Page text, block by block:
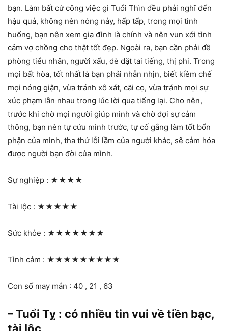
bạn. Làm bất cứ công việc gì Tuổi Thìn đều phải nghĩ đến
hậu quả, không nên nóng nảy, hấp tấp, trong mọi tình
huống, bạn nên xem gia đình là chính và nên vun xới tình
cảm vợ chồng cho thật tốt đẹp. Ngoài ra, bạn cần phải đề
phòng tiểu nhân, người xấu, dè dặt tai tiếng, thị phi. Trong
mọi bất hòa, tốt nhất là bạn phải nhẫn nhịn, biết kiềm chế
mọi nóng giận, vừa tránh xô xát, cãi cọ, vừa tránh mọi sự
xúc phạm lẫn nhau trong lúc lời qua tiếng lại. Cho nên,
trước khi chờ mọi người giúp mình và chờ đợi sự cảm
thông, bạn nên tự cứu mình trước, tự cố gắng làm tốt bổn
phận của mình, tha thứ lỗi lầm của người khác, sẽ cảm hóa
được người bạn đời của mình.
Sự nghiệp : ★★★★
Tài lộc : ★★★★★
Sức khỏe : ★★★★★★★
Tình cảm : ★★★★★★★★★
Con số may mắn : 40 , 21 , 63
– Tuổi Tỵ : có nhiều tin vui về tiền bạc,
tài lộc